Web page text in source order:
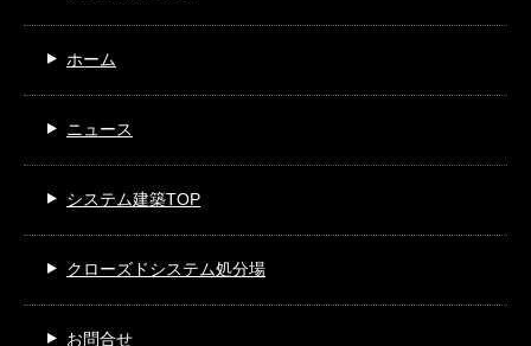
ホーム
ニュース
システム建築TOP
クローズドシステム処分場
お問合せ